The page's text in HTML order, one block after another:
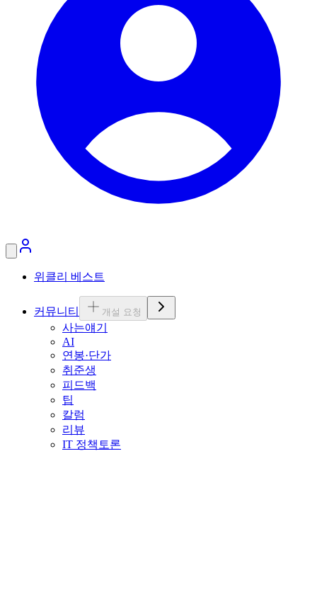
위클리 베스트
커뮤니티 개설 요청
사는얘기
AI
연봉·단가
취준생
피드백
팁
칼럼
리뷰
IT 정책토론